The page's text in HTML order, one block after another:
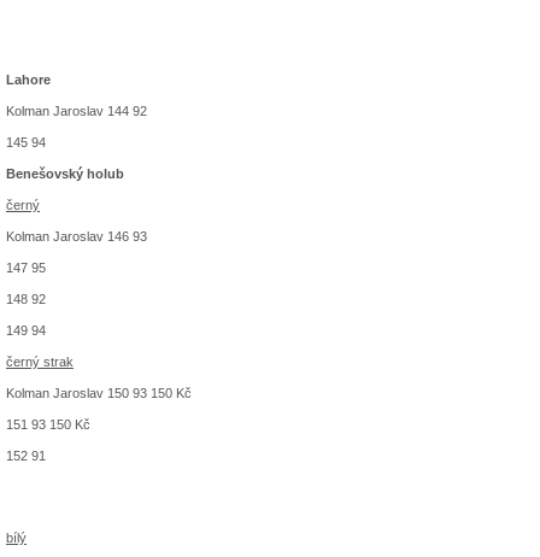
Lahore
Kolman Jaroslav 144 92
145 94
Benešovský holub
černý
Kolman Jaroslav 146 93
147 95
148 92
149 94
černý strak
Kolman Jaroslav 150 93 150 Kč
151 93 150 Kč
152 91
bílý